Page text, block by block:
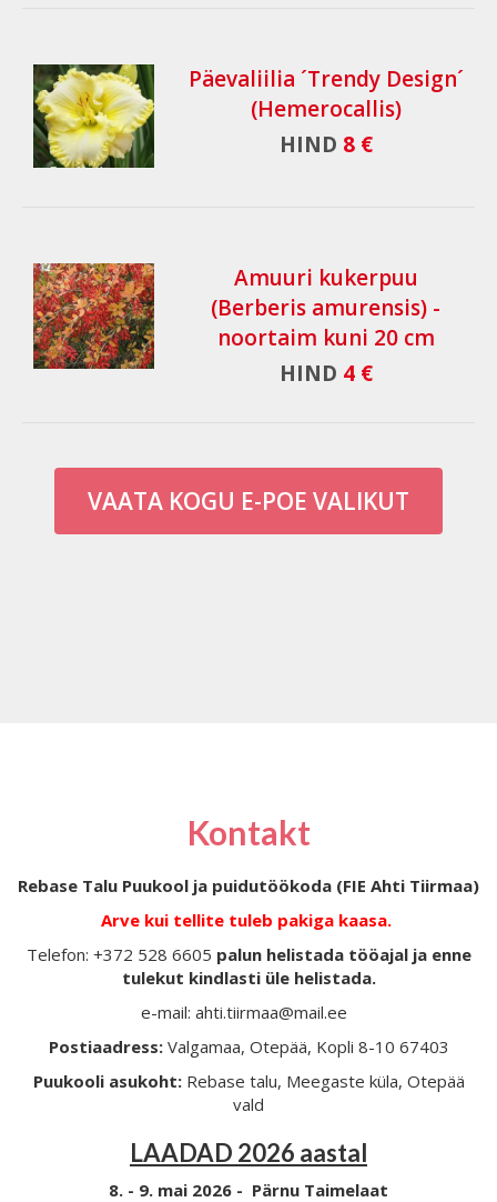
Päevaliilia ´Trendy Design´
(Hemerocallis)
HIND 8 €
Amuuri kukerpuu
(Berberis amurensis) -
noortaim kuni 20 cm
HIND 4 €
VAATA KOGU E-POE VALIKUT
Kontakt
Rebase Talu Puukool ja puidutöökoda (FIE Ahti Tiirmaa)
Arve kui tellite tuleb pakiga kaasa.
Telefon: +372 528 6605 palun helistada tööajal ja enne
tulekut kindlasti üle helistada.
e-mail: ahti.tiirmaa@mail.ee
Postiaadress: Valgamaa, Otepää, Kopli 8-10 67403
Puukooli asukoht: Rebase talu, Meegaste küla, Otepää
vald
LAADAD 2026 aastal
8. - 9. mai 2026 - Pärnu Taimelaat